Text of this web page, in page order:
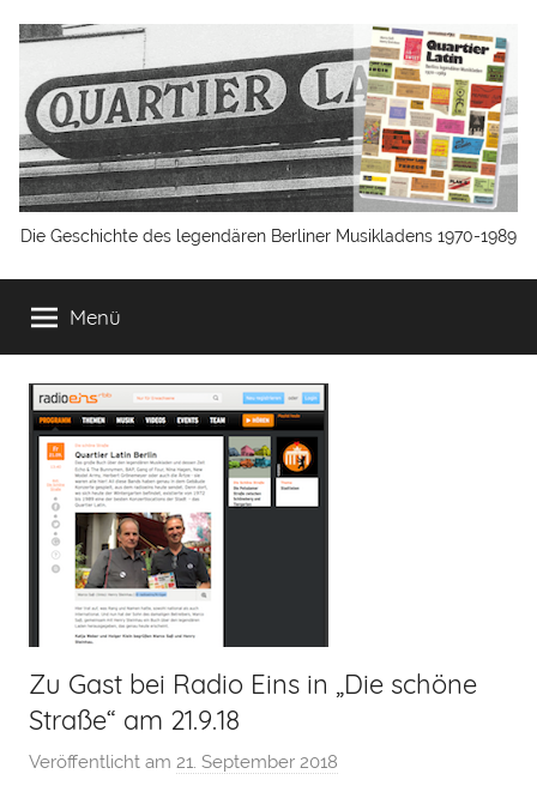
Inhalt
springen
Quartier
Latin
Berlin
Die Geschichte des legendären Berliner Musikladens 1970-1989
Menü
Zu Gast bei Radio Eins in „Die schöne
Straße“ am 21.9.18
Veröffentlicht am 21. September 2018